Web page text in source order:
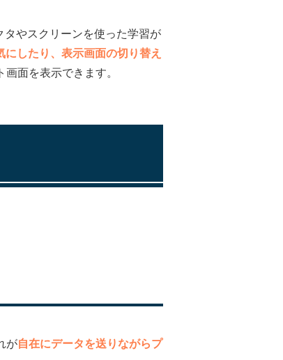
やスクリーンを使った学習が
したり、表示画面の切り替え
面を表示できます。
が自在にデータを送りながらプ